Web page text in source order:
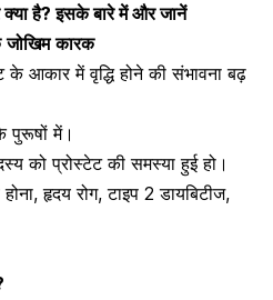
है? इसके बारे में और जानें
जोखिम कारक
के आकार में वृद्धि होने की संभावना बढ़
पुरूषों में।
को प्रोस्टेट की समस्या हुई हो।
होना,हृदय रोग,टाइप 2 डायबिटीज,